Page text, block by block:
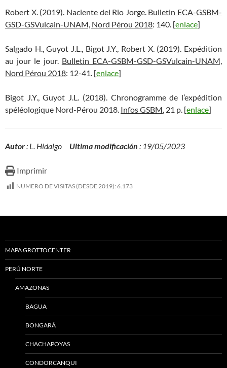
Robert X. (2019). Naciente del Rio Jorge. Bulletin ECA-GSBM-
GSD-GSVulcain-UNAM, Nord Pérou 2018: 140. [enlace]
Salgado H., Guyot J.L., Bigot J.Y., Robert X. (2019). Expédition
au jour le jour. Bulletin ECA-GSBM-GSD-GSVulcain-UNAM,
Nord Pérou 2018: 12-41. [enlace]
Bigot J.Y., Guyot J.L. (2018). Chronogramme de l’expédition
spéléologique Nord-Pérou 2018. Infos GSBM, 21 p. [enlace]
Autor: L. Hidalgo Ultima modificación : 19/05/2023
Imprimir
NUMERO DE VISITAS (DESDE 2019): 6.173
MAPA GROTTOCENTER
PERÚ NORTE
AMAZONAS
BAGUA
BONGARÁ
CHACHAPOYAS
CONDORCANQUI